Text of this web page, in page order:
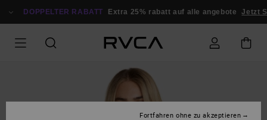
ZUR
DOPPELTER RABATT Extra 25% rabatt auf alle angebote Jetzt
Fortfahren ohne zu akzeptieren